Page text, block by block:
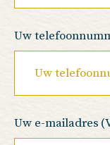
Uw
Uw e-mailadres